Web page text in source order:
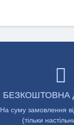
БЕЗКОШТОВНА
На суму замовлення
(тільки